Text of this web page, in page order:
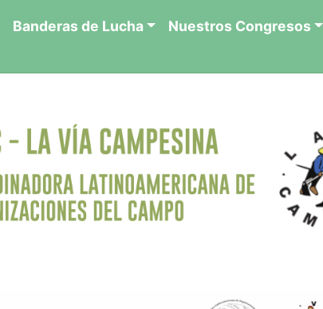
Banderas de Lucha Nuestros Congresos